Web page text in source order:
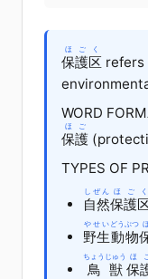
保護区
ほごく
refers
WORD
保護
ほご
TYPES OF
自然
しぜん
保護
ほごく
野生
やせい
動物
どうぶつ
鳥獣
ちょうじゅう
保
ほ